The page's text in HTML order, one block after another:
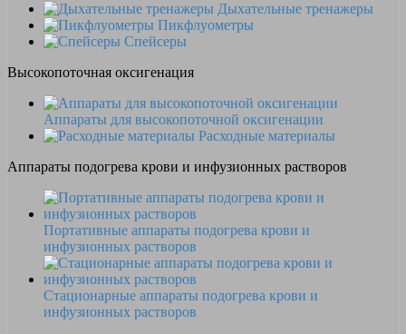
Дыхательные тренажеры
Пикфлуометры
Спейсеры
Высокопоточная оксигенация
Аппараты для высокопоточной оксигенации
Расходные материалы
Аппараты подогрева крови и инфузионных растворов
Портативные аппараты подогрева крови и
инфузионных растворов
Стационарные аппараты подогрева крови и
инфузионных растворов